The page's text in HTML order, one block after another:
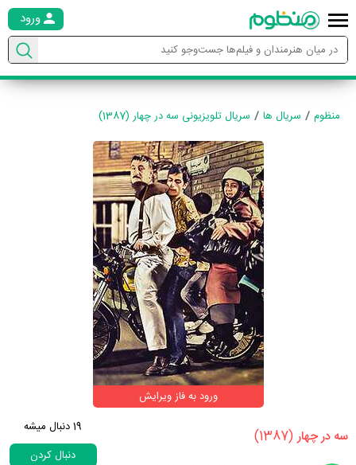
ورود
منظوم سریال ها سریال تلویزیونی سه در چهار (1387)
ورود به فاز ویرایش
‏سه در چهار‏(1387)
19دنبال میشه
دنبال کردن